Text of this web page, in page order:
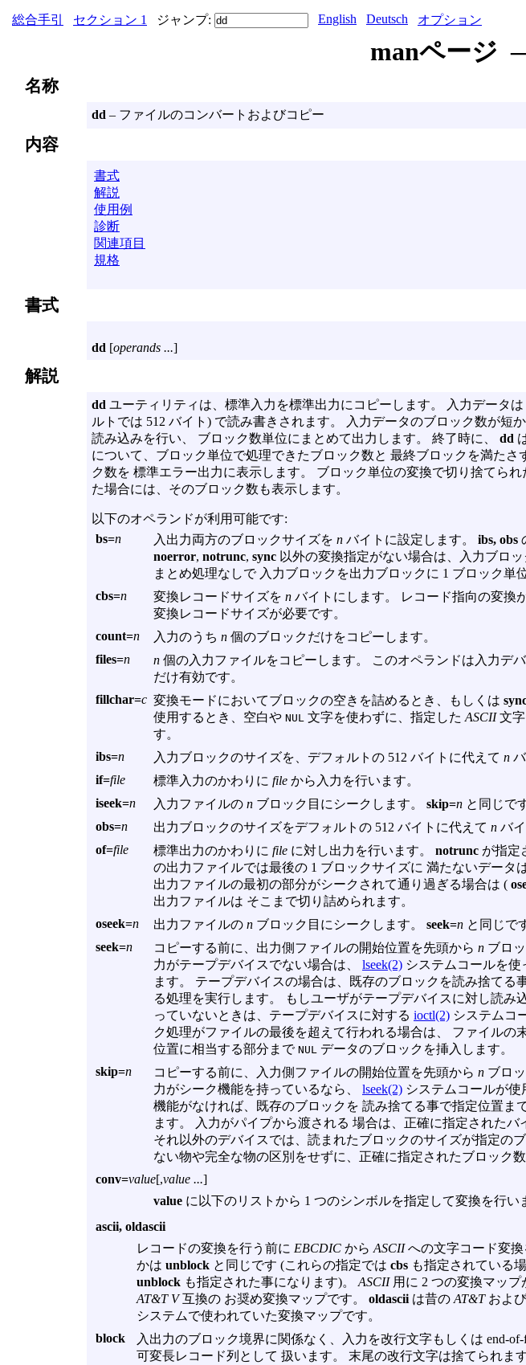
総合手引 セクション 1 ジャンプ: English Deutsch オプション
manページ
名称
dd – ファイルのコンバートおよびコピー
内容
書式
解説
使用例
診断
関連項目
規格
書式
dd [operands ...]
解説
dd ユーティリティは、標準入力を標準出力にコピーします。 入力データ
ルトでは 512 バイト) で読み書きされます。 入力データのブロック数が短
読み込みを行い、 ブロック数単位にまとめて出力します。 終了時に、 dd
について、ブロック単位で処理できたブロック数と 最終ブロックを満たさ
ク数を 標準エラー出力に表示します。 ブロック単位の変換で切り捨てら
た場合には、そのブロック数も表示します。
以下のオペランドが利用可能です:
bs=n 入出力両方のブロックサイズを n バイトに設定します。 ibs, obs
noerror, notrunc, sync 以外の変換指定がない場合は、入力ブロ
まとめ処理なしで 入力ブロックを出力ブロックに 1 ブロック単
cbs=n 変換レコードサイズを n バイトにします。 レコード指向の変換
変換レコードサイズが必要です。
count=n 入力のうち n 個のブロックだけをコピーします。
files=n n 個の入力ファイルをコピーします。 このオペランドは入力デ
だけ有効です。
fillchar=c 変換モードにおいてブロックの空きを詰めるとき、もしくは
使用するとき、空白や NUL 文字を使わずに、指定した ASCII文字
す。
ibs=n 入力ブロックのサイズを、デフォルトの 512 バイトに代えて n
if=file 標準入力のかわりに file から入力を行います。
iseek=n 入力ファイルの n ブロック目にシークします。 skip=n と同じで
obs=n 出力ブロックのサイズをデフォルトの 512 バイトに代えて n バ
of=file 標準出力のかわりに file に対し出力を行います。 notrunc が指定
の出力ファイルでは最後の 1 ブロックサイズに 満たないデータ
出力ファイルの最初の部分がシークされて通り過ぎる場合は (
出力ファイルは そこまで切り詰められます。
oseek=n 出力ファイルの n ブロック目にシークします。 seek=n と同じで
seek=n コピーする前に、出力側ファイルの開始位置を先頭から n ブロ
力がテープデバイスでない場合は、 lseek(2) システムコールを
ます。 テープデバイスの場合は、既存のブロックを読み捨てる
る処理を実行します。 もしユーザがテープデバイスに対し読み
っていないときは、テープデバイスに対する ioctl(2) システムコ
ク処理がファイルの最後を超えて行われる場合は、 ファイルの
位置に相当する部分まで NUL データのブロックを挿入します。
skip=n コピーする前に、入力側ファイルの開始位置を先頭から n ブロ
力がシーク機能を持っているなら、 lseek(2) システムコールが使
機能がなければ、既存のブロックを 読み捨てる事で指定位置ま
ます。 入力がパイプから渡される 場合は、正確に指定されたバ
それ以外のデバイスでは、読まれたブロックのサイズが指定の
ない物や完全な物の区別をせずに、正確に指定されたブロック数
conv=value[,value ...]
value に以下のリストから 1 つのシンボルを指定して変換を行い
ascii, oldascii
レコードの変換を行う前に EBCDIC から ASCIIへの文字コード変
かは unblock と同じです (これらの指定では cbs も指定されている
unblock も指定された事になります)。 ASCII用に 2 つの変換マップ
AT&T V互換の お奨め変換マップです。 oldascii は昔の AT&T およ
システムで使われていた変換マップです。
block
入出力のブロック境界に関係なく、入力を改行文字もしくは end-
可変長レコード列として 扱います。 末尾の改行文字は捨てられま